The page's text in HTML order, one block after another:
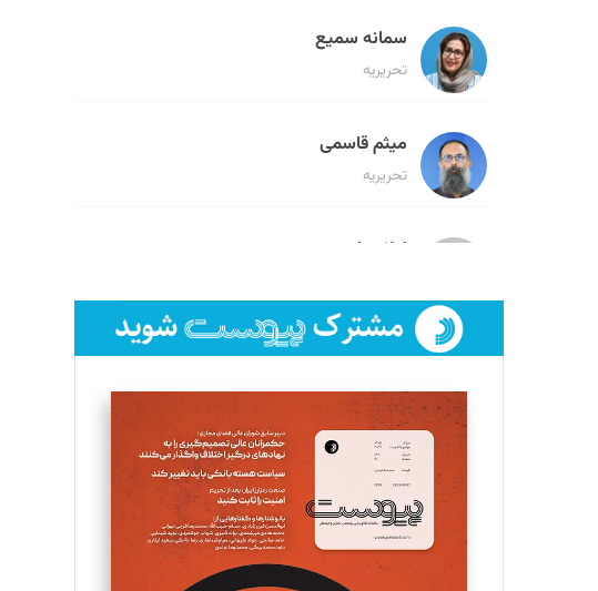
سمانه سمیع
تحریریه
میثم قاسمی
تحریریه
لیلا حنارود
فائزه فتحی رستمی
تحریریه
سروش کرمیان
تحریریه
مینا پاکدل